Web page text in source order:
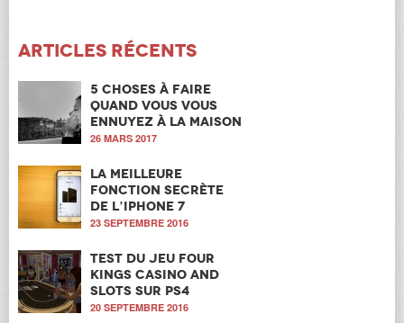
Articles récents
5 choses à faire
quand vous vous
ennuyez à la maison
26 MARS 2017
La meilleure
fonction secrète
de l’iPhone 7
23 SEPTEMBRE 2016
Test du jeu Four
Kings Casino and
Slots sur PS4
20 SEPTEMBRE 2016